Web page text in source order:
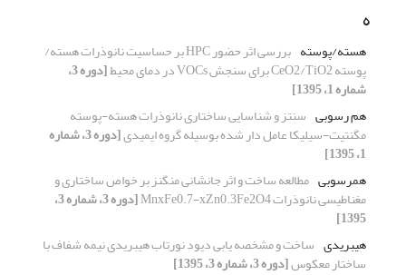
ه
هسته/پوسته بررسی اثر حضور HPC بر حساسیت نانوذرات هسته/
پوسته CeO2/TiO2 برای سنجش VOCs در دمای محیط [دوره 3،
شماره 1، 1395]
هم رسوبی سنتز و شناسایی ساختاری نانوذرات هسته-پوسته
مگنتیت-سیلیکا عامل دار شده بوسیله گروه ایمیدی [دوره 3، شماره
1، 1395]
همرسوبی مطالعه ساخت و اثر جانشانی منگنز بر خواص ساختاری و
مغناطیسی نانوذرات MnxFe0.7-xZn0.3Fe2O4 [دوره 3، شماره 3،
1395]
هیبریدی ساخت و مشخصه یابی دیود نورتاب هیبریدی نیمه‌ شفاف با
ساختار معکوس[دوره 3، شماره 3، 1395]